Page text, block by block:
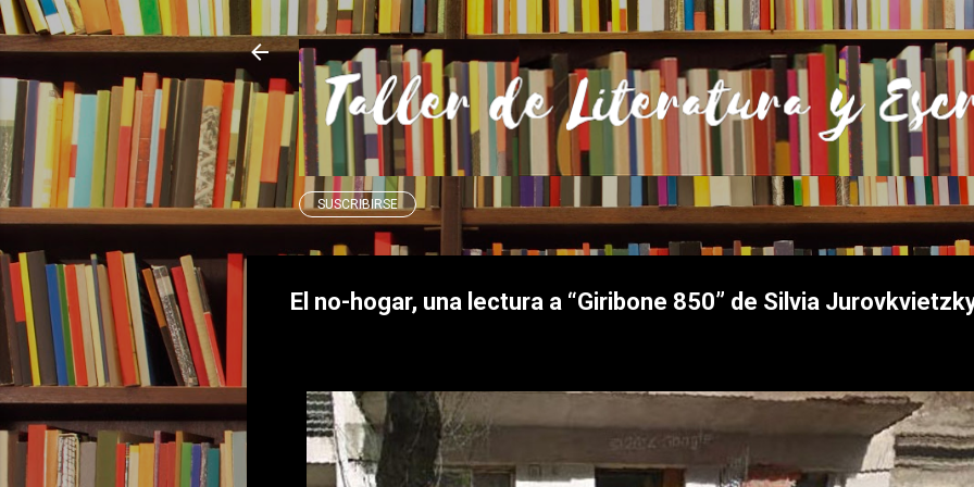
Ir al contenido principal
SUSCRIBIRSE
El no-hogar, una lectura a “Giribone 850” de Silvia